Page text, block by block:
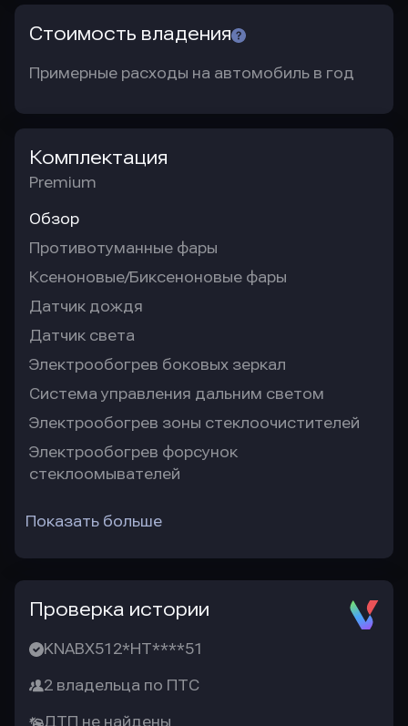
Стоимость владения
Примерные расходы на автомобиль в год
Комплектация
Premium
Обзор
Противотуманные фары
Ксеноновые/Биксеноновые фары
Датчик дождя
Датчик света
Электрообогрев боковых зеркал
Система управления дальним светом
Электрообогрев зоны стеклоочистителей
Электрообогрев форсунок
стеклоомывателей
Показать больше
Проверка истории
KNABX512*HT****51
2 владельца по ПТС
ДТП не найдены